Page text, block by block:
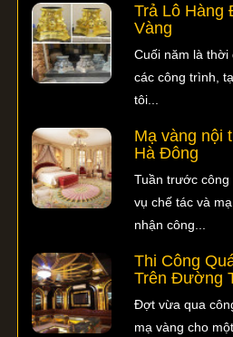
Trả Lô Hàng
Vàng
Cuối năm là thời
các công trình,
tôi...
Mạ vàng nội
Hà Đông
Tuần trước công
vụ chế tác và
nhận công...
Thi Công
Trên Đường
Đợt vừa qua
mạ vàng cho